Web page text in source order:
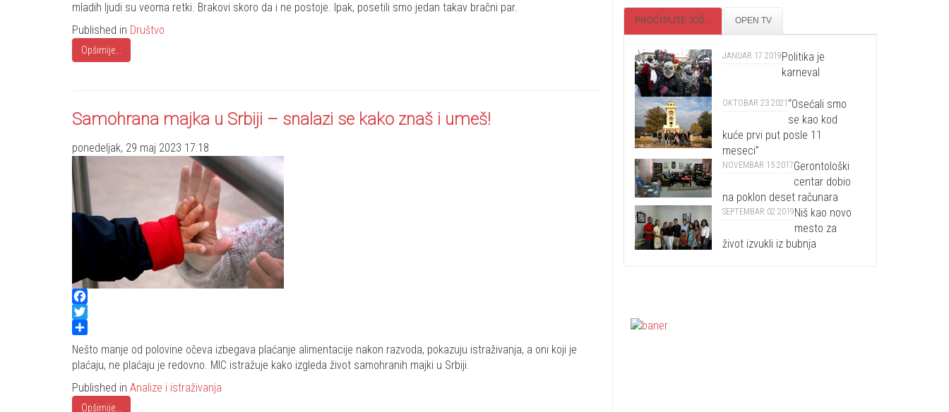
mladih ljudi su veoma retki. Brakovi skoro da i ne postoje. Ipak, posetili smo jedan takav bračni par.
Published in Društvo
Opširnije...
Samohrana majka u Srbiji – snalazi se kako znaš i umeš!
ponedeljak, 29 maj 2023 17:18
Facebook
Twitter
Share
Nešto manje od polovine očeva izbegava plaćanje alimentacije nakon razvoda, pokazuju istraživanja, a oni koji je
plaćaju, ne plaćaju je redovno. MIC istražuje kako izgleda život samohranih majki u Srbiji.
Published in Analize i istraživanja
Opširnije...
PROČITAJTE JOŠ... OPEN TV
JANUAR 17 2019Politika je
karneval
OKTOBAR 23 2021 “Osećali smo
se kao kod
kuće prvi put posle 11
meseci”
NOVEMBAR 15 2017Gerontološki
centar dobio
na poklon deset računara
SEPTEMBAR 02 2019Niš kao novo
mesto za
život izvukli iz bubnja